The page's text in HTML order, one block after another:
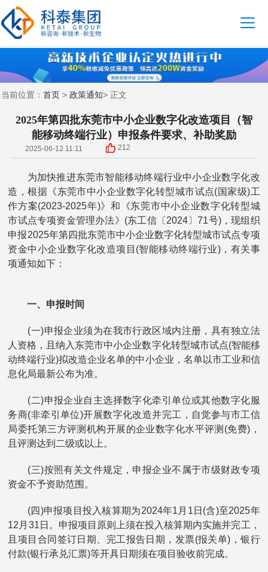
当前位置： 首页 > 政策通知> 正文
2025年第四批东莞市中小企业数字化改造项目（智
能移动终端行业）申报条件要求、补助奖励
2025-06-12 11:11 212
为加快推进东莞市智能移动终端行业中小企业数字化改
造，根据《东莞市中小企业数字化转型城市试点(国家级)工
作方案(2023-2025年)》和《东莞市中小企业数字化转型城
市试点专项资金管理办法》(东工信〔2024〕71号)，现组织
申报2025年第四批东莞市中小企业数字化转型城市试点专项
资金中小企业数字化改造项目(智能移动终端行业)，有关事
项通知如下：
一、申报时间
(一)申报企业须为在我市行政区域内注册，具有独立法
人资格，且纳入东莞市中小企业数字化转型城市试点(智能移
动终端行业)拟改造企业名单的中小企业，名单以市工业和信
息化局最新公布为准。
(二)申报企业自主选择数字化牵引单位或其他数字化服
务商(非牵引单位)开展数字化改造并完工，自觉参与市工信
局委托第三方评测机构开展的企业数字化水平评测(免费)，
且评测达到二级或以上。
(三)按照有关文件规定，申报企业不属于市级财政专项
资金不予资助范围。
(四)申报项目投入核算期为2024年1月1日(含)至2025年
12月31日。申报项目原则上须在投入核算期内实施并完工，
且项目合同签订日期、完工报告日期，发票(报关单)，银行
付款(银行承兑汇票)等开具日期须在项目验收前完成。